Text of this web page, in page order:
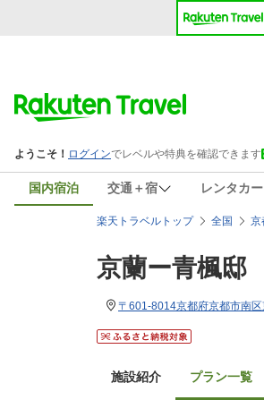
国内宿泊 交通＋宿 レンタカー
楽天トラベルトップ 全国 京
京蘭ー青楓邸
〒601-8014京都府京都市南
施設紹介 プラン一覧